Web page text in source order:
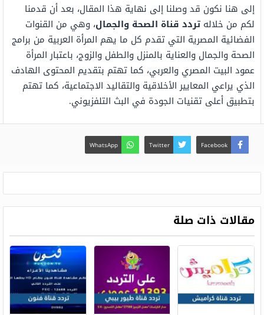
إلى هنا نكون قد وصلنا إلى نهاية هذا المقال، بعد أن قدمنا
لكم من خلاله تردد قناة الصحة والجمال، وهي من القنوات
الفضائية المصرية التي تقدم كل ما يهم المرأة العربية من برامج
الصحة والجمال والعناية بالمنزل والطفل والزوج، باعتبار المرأة
عمود البيت المصري والعربي، كما تهتم بتقديم المحتوى الهادف
الذي يراعي المعايير الأخلاقية والتقاليد الاجتماعية، كما تهتم
بتطبيق أعلى تقنيات الجودة في البث التلفزيوني.
Facebook
Twitter
WhatsApp
مقالات ذات صلة